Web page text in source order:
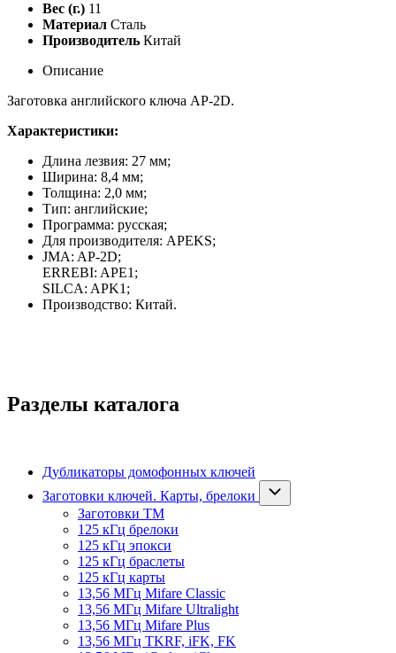
Вес (г.) 11
Материал Сталь
Производитель Китай
Описание
Заготовка английского ключа AP-2D.
Характеристики:
Длина лезвия: 27 мм;
Ширина: 8,4 мм;
Толщина: 2,0 мм;
Тип: английские;
Программа: русская;
Для производителя: APEKS;
JMA: AP-2D;
ERREBI: APE1;
SILCA: APK1;
Производство: Китай.
Разделы каталога
Дубликаторы домофонных ключей
Заготовки ключей. Карты, брелоки
Заготовки ТМ
125 кГц брелоки
125 кГц эпокси
125 кГц браслеты
125 кГц карты
13,56 МГц Mifare Classic
13,56 МГц Mifare Ultralight
13,56 МГц Mifare Plus
13,56 МГц TKRF, iFK, FK